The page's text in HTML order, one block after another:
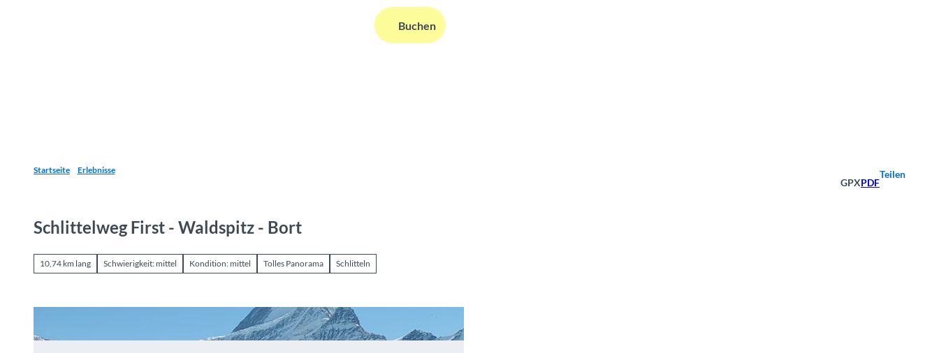
Informationen
Suche Buchen
Startseite Erlebnisse
GPXPDF
Teilen
Schlittelweg First - Waldspitz - Bort
10,74 km lang Schwierigkeit: mittel Kondition: mittel Tolles Panorama Schlitteln